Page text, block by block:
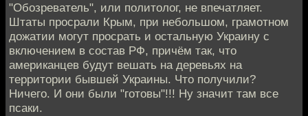
"Обозреватель", или политолог, не впечатляет.
Штаты просрали Крым, при небольшом, грамотном
дожатии могут просрать и остальную Украину с
включением в состав РФ, причём так, что
американцев будут вешать на деревьях на
территории бывшей Украины. Что получили?
Ничего. И они были "готовы"!!! Ну значит там все
псаки.